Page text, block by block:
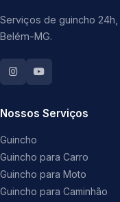
Serviços de guincho
Belém-MG.
Nossos Serviços
Guincho
Guincho para Carro
Guincho para Moto
Guincho para Caminhão